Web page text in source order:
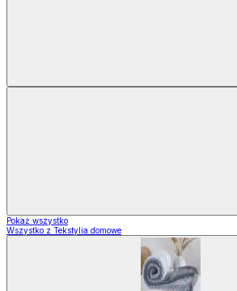
Pokaż wszystko
Wszystko z Tekstylia domowe